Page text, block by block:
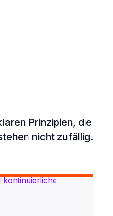
Prinzipien, die
nicht zufällig.